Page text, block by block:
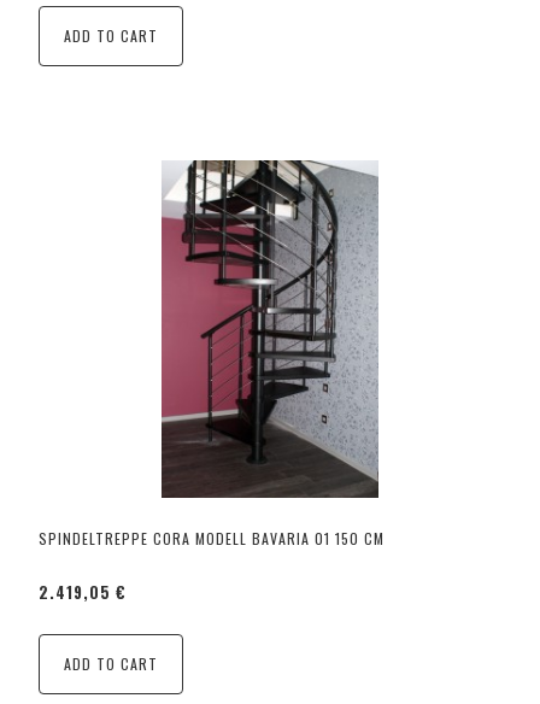
ADD TO CART
SPINDELTREPPE CORA MODELL BAVARIA 01 150 CM
2.419,05 €
ADD TO CART